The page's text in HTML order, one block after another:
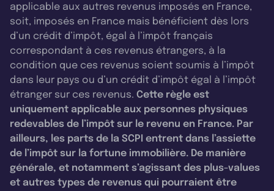
applicable aux autres revenus imposés en France,
soit, imposés en France mais bénéficient dès lors
d’un crédit d’impôt, égal à l’impôt français
correspondant à ces revenus étrangers, à la
condition que ces revenus soient soumis à l’impôt
dans leur pays ou d’un crédit d’impôt égal à l’impôt
étranger sur ces revenus. Cette règle est
uniquement applicable aux personnes physiques
redevables de l’impôt sur le revenu en France. Par
ailleurs, les parts de la SCPI entrent dans l’assiette
de l’impôt sur la fortune immobilière. De manière
générale, et notamment s’agissant des plus-values
et autres types de revenus qui pourraient être